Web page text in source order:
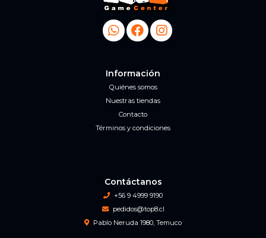
Información
Quiénes somos
Nuestras tiendas
Contacto
Términos y condiciones
Contáctanos
+56 9 4999 9190
pedidos@top8.cl
Pablo Neruda 1980, Temuco